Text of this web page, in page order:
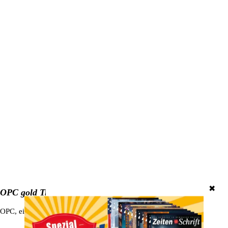
OPC gold Traubenkernextrakt
OPC, ein natürliches Antioxidans, bietet zahlreiche
✖